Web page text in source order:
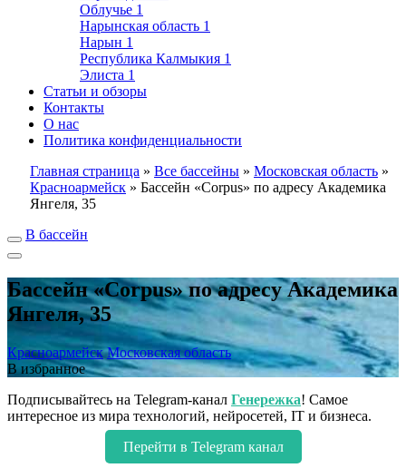
Облучье 1
Нарынская область 1
Нарын 1
Республика Калмыкия 1
Элиста 1
Статьи и обзоры
Контакты
О нас
Политика конфиденциальности
Главная страница » Все бассейны » Московская область »
Красноармейск » Бассейн «Corpus» по адресу Академика
Янгеля, 35
В бассейн
Бассейн «Corpus» по адресу Академика
Янгеля, 35
Красноармейск Московская область
В избранное
Подписывайтесь на Telegram-канал Генережка! Самое
интересное из мира технологий, нейросетей, IT и бизнеса.
Перейти в Telegram канал